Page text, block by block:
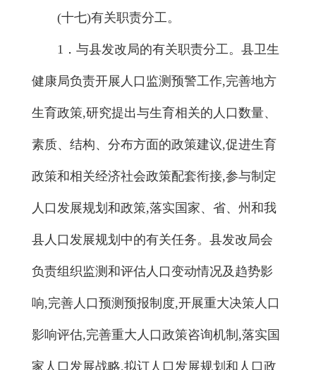
(十七)有关职责分工。
1．与县发改局的有关职责分工。县卫生
健康局负责开展人口监测预警工作,完善地方
生育政策,研究提出与生育相关的人口数量、
素质、结构、分布方面的政策建议,促进生育
政策和相关经济社会政策配套衔接,参与制定
人口发展规划和政策,落实国家、省、州和我
县人口发展规划中的有关任务。县发改局会
负责组织监测和评估人口变动情况及趋势影
响,完善人口预测预报制度,开展重大决策人口
影响评估,完善重大人口政策咨询机制,落实国
家人口发展战略,拟订人口发展规划和人口政